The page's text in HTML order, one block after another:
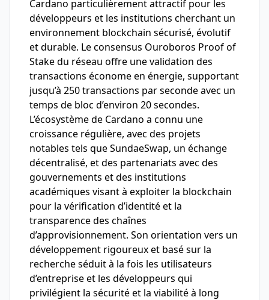
Cardano particulièrement attractif pour les
développeurs et les institutions cherchant un
environnement blockchain sécurisé, évolutif
et durable. Le consensus Ouroboros Proof of
Stake du réseau offre une validation des
transactions économe en énergie, supportant
jusqu’à 250 transactions par seconde avec un
temps de bloc d’environ 20 secondes.
L’écosystème de Cardano a connu une
croissance régulière, avec des projets
notables tels que SundaeSwap, un échange
décentralisé, et des partenariats avec des
gouvernements et des institutions
académiques visant à exploiter la blockchain
pour la vérification d’identité et la
transparence des chaînes
d’approvisionnement. Son orientation vers un
développement rigoureux et basé sur la
recherche séduit à la fois les utilisateurs
d’entreprise et les développeurs qui
privilégient la sécurité et la viabilité à long